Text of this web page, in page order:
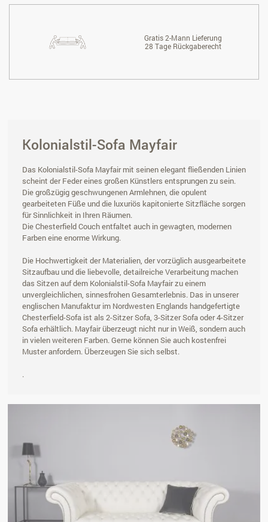
Gratis 2-Mann Lieferung
28 Tage Rückgaberecht
Kolonialstil-Sofa Mayfair
Das Kolonialstil-Sofa Mayfair mit seinen elegant fließenden Linien
scheint der Feder eines großen Künstlers entsprungen zu sein.
Die großzügig geschwungenen Armlehnen, die opulent
gearbeiteten Füße und die luxuriös kapitonierte Sitzfläche sorgen
für Sinnlichkeit in Ihren Räumen.
Die Chesterfield Couch entfaltet auch in gewagten, modernen
Farben eine enorme Wirkung.
Die Hochwertigkeit der Materialien, der vorzüglich ausgearbeitete
Sitzaufbau und die liebevolle, detailreiche Verarbeitung machen
das Sitzen auf dem Kolonialstil-Sofa Mayfair zu einem
unvergleichlichen, sinnesfrohen Gesamterlebnis. Das in unserer
englischen Manufaktur im Nordwesten Englands handgefertigte
Chesterfield-Sofa ist als 2-Sitzer Sofa, 3-Sitzer Sofa oder 4-Sitzer
Sofa erhältlich. Mayfair überzeugt nicht nur in Weiß, sondern auch
in vielen weiteren Farben. Gerne können Sie auch kostenfrei
Muster anfordern. Überzeugen Sie sich selbst.
.